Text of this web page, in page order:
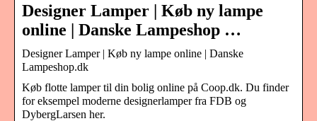
Designer Lamper | Køb ny lampe
online | Danske Lampeshop …
Designer Lamper | Køb ny lampe online | Danske
Lampeshop.dk
Køb flotte lamper til din bolig online på Coop.dk. Du finder
for eksempel moderne designerlamper fra FDB og
DybergLarsen her.